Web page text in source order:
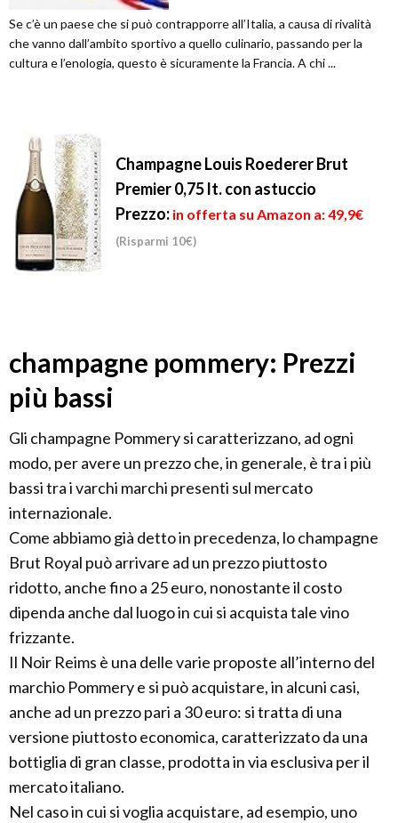
Se c’è un paese che si può contrapporre all’Italia, a causa di rivalità
che vanno dall’ambito sportivo a quello culinario, passando per la
cultura e l’enologia, questo è sicuramente la Francia. A chi ...
Champagne Louis Roederer Brut
Premier 0,75 lt. con astuccio
Prezzo: in offerta su Amazon a: 49,9€
(Risparmi 10€)
champagne pommery: Prezzi
più bassi
Gli champagne Pommery si caratterizzano, ad ogni
modo, per avere un prezzo che, in generale, è tra i più
bassi tra i varchi marchi presenti sul mercato
internazionale.
Come abbiamo già detto in precedenza, lo champagne
Brut Royal può arrivare ad un prezzo piuttosto
ridotto, anche fino a 25 euro, nonostante il costo
dipenda anche dal luogo in cui si acquista tale vino
frizzante.
Il Noir Reims è una delle varie proposte all’interno del
marchio Pommery e si può acquistare, in alcuni casi,
anche ad un prezzo pari a 30 euro: si tratta di una
versione piuttosto economica, caratterizzato da una
bottiglia di gran classe, prodotta in via esclusiva per il
mercato italiano.
Nel caso in cui si voglia acquistare, ad esempio, uno